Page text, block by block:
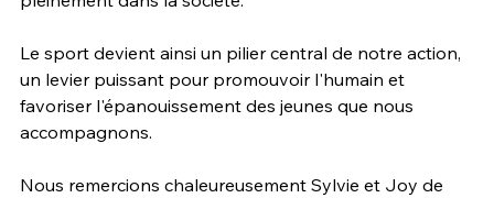
Le sport devient ainsi un pilier central de notre action,
un levier puissant pour promouvoir l'humain et
favoriser l'épanouissement des jeunes que nous
accompagnons.
Nous remercions chaleureusement Sylvie et Joy de